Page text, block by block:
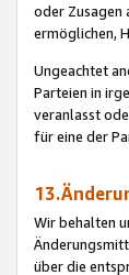
oder Zusagen
ermöglichen,
Ungeachtet
Parteien in
veranlasst
für eine der
Wir behalten
über die